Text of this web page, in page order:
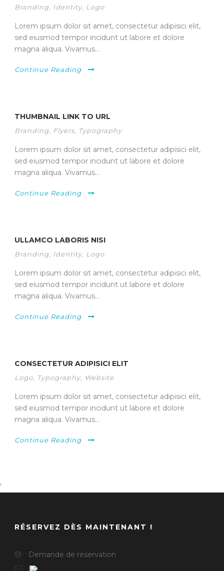
Branding, Identity, Logo
Lorem ipsum dolor sit amet, consectetur adipisici elit,
sed eiusmod tempor incidunt ut labore et dolore
magna aliqua. Vivamus...
Continue Reading
THUMBNAIL LINK TO URL
Branding, Flyers, Typography
Lorem ipsum dolor sit amet, consectetur adipisici elit,
sed eiusmod tempor incidunt ut labore et dolore
magna aliqua. Vivamus...
Continue Reading
ULLAMCO LABORIS NISI
Branding, Identity, Logo
Lorem ipsum dolor sit amet, consectetur adipisici elit,
sed eiusmod tempor incidunt ut labore et dolore
magna aliqua. Vivamus...
Continue Reading
CONSECTETUR ADIPISICI ELIT
Logo, Typography, Website
Lorem ipsum dolor sit amet, consectetur adipisici elit,
sed eiusmod tempor incidunt ut labore et dolore
magna aliqua. Vivamus...
Continue Reading
'
RÉSERVEZ DÈS MAINTENANT !
Demande de réservation